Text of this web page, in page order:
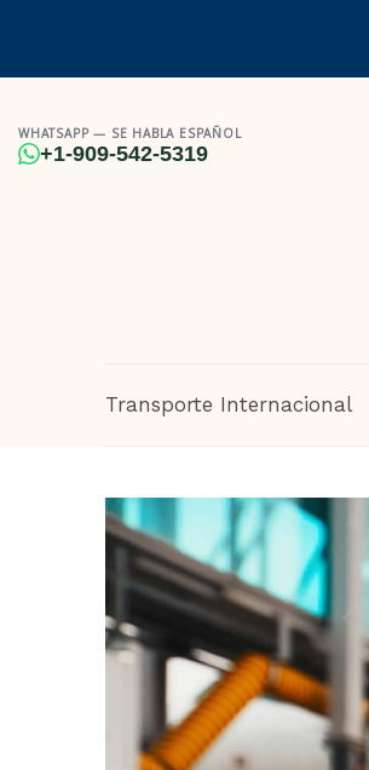
WHATSAPP — SE HABLA ESPAÑOL
+1-909-542-5319
Transporte Internacional